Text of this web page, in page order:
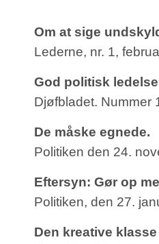
Om at sige
Lederne, nr. 1,
God politisk
Djøfbladet. Nummer
De måske egnede.
Politiken den 24.
Eftersyn: Gør op
Politiken, den 27.
Den kreative klasse